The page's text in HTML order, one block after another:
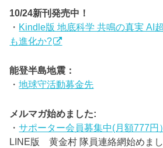
10/24新刊発売中！
・ Kindle版 地底科学 共鳴の真実 AI
も進化か?
能登半島地震：
・地球守活動募金先
メルマガ始めました:
・サポーター会員募集中(月額777円）
LINE版 黄金村 隊員連絡網始めまし